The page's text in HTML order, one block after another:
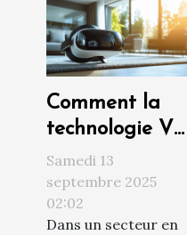
Comment la
technologie VR
révolutionne
les visites
immobilières ?
Samedi 13
septembre 2025
02:02
Dans un secteur en